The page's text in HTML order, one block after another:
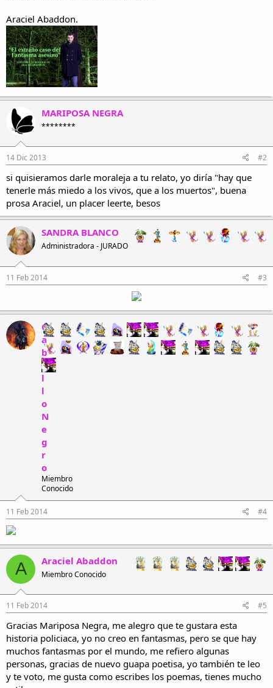
Araciel Abaddon.
MARIPOSA NEGRA
********
14 Dic 2013 #2
si quisieramos darle moraleja a tu relato, yo diría "hay que
tenerle más miedo a los vivos, que a los muertos", buena
prosa Araciel, un placer leerte, besos
SANDRA BLANCO
Administradora - JURADO
11 Feb 2014 #3
C
a
b
a
l
l
o
N
e
g
r
o
Miembro
Conocido
11 Feb 2014 #4
A Araciel Abaddon
Miembro Conocido
11 Feb 2014 #5
Gracias Mariposa Negra, me alegro que te gustara esta
historia policiaca, yo no creo en fantasmas, pero se que hay
muchos fantasmas por el mundo, me refiero algunas
personas, gracias de nuevo guapa poetisa, yo también te leo
y te voto, me gusta como escribes los poemas, tienes mucho